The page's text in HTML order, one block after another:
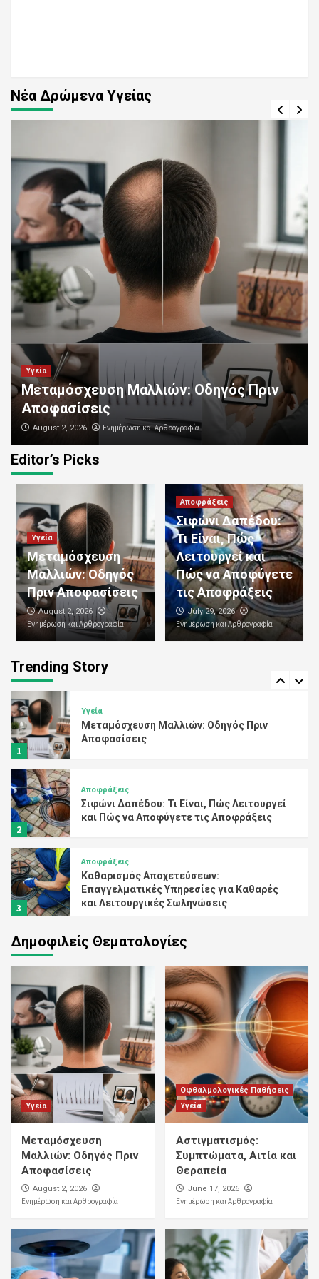
Νέα Δρώμενα Υγείας
Υγεία
Μεταμόσχευση Μαλλιών: Οδηγός Πριν
Αποφασίσεις
August 2, 2026 Ενημέρωση και Αρθρογραφία
Editor’s Picks
Υγεία
Μεταμόσχευση
Μαλλιών: Οδηγός
Πριν Αποφασίσεις
August 2, 2026
Ενημέρωση και Αρθρογραφία
Αποφράξεις
Σιφώνι Δαπέδου:
Τι Είναι, Πώς
Λειτουργεί και
Πώς να Αποφύγετε
τις Αποφράξεις
July 29, 2026
Ενημέρωση και Αρθρογραφία
Trending Story
3
Καθαρισμός Αποχετεύσεων:
Επαγγελματικές Υπηρεσίες για Καθαρές
και Λειτουργικές Σωληνώσεις
4
Αποφράξεις
Απόφραξη Κεντρικής Αποχέτευσης:
Αιτίες, Συμπτώματα και
Αποτελεσματικές Λύσεις
5
Αποφράξεις
Λύσεις για Κάθε Πρόβλημα Αποχέτευσης
1
Υγεία
Μεταμόσχευση Μαλλιών: Οδηγός Πριν
Αποφασίσεις
2
Αποφράξεις
Σιφώνι Δαπέδου: Τι Είναι, Πώς Λειτουργεί
και Πώς να Αποφύγετε τις Αποφράξεις
3
Αποφράξεις
Καθαρισμός Αποχετεύσεων:
Επαγγελματικές Υπηρεσίες για Καθαρές
και Λειτουργικές Σωληνώσεις
4
Αποφράξεις
Αιτίες, Συμπτώματα και
Αποτελεσματικές Λύσεις
5
Αποφράξεις
Υπηρεσίες Αποφράξεων: Ολοκληρωμένες
Λύσεις για Κάθε Πρόβλημα Αποχέτευσης
Υγεία
Μεταμόσχευση Μαλλιών: Οδηγός Πριν
Αποφράξεις
Σιφώνι Δαπέδου: Τι Είναι, Πώς Λειτουργεί
Αποφράξεις
Καθαρισμός Αποχετεύσεων:
Δημοφιλείς Θεματολογίες
Υγεία
Μεταμόσχευση
Μαλλιών: Οδηγός Πριν
Αποφασίσεις
August 2, 2026
Ενημέρωση και Αρθρογραφία
Οφθαλμολογικές Παθήσεις
Υγεία
Αστιγματισμός:
Συμπτώματα, Αιτία και
Θεραπεία
June 17, 2026
Ενημέρωση και Αρθρογραφία